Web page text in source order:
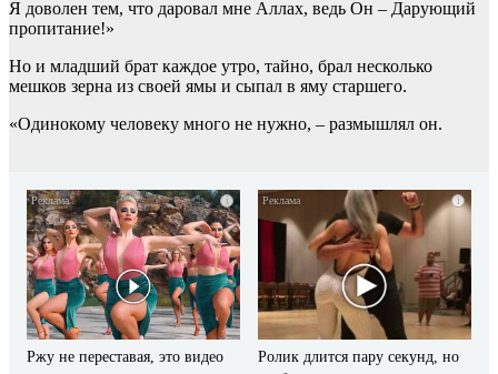
Я доволен тем, что даровал мне Аллах, ведь Он – Дарующий
пропитание!»
Но и младший брат каждое утро, тайно, брал несколько
мешков зерна из своей ямы и сыпал в яму старшего.
«Одинокому человеку много не нужно, – размышлял он.
i
Ржу не переставая, это видео
i
Ролик длится пару секунд, но